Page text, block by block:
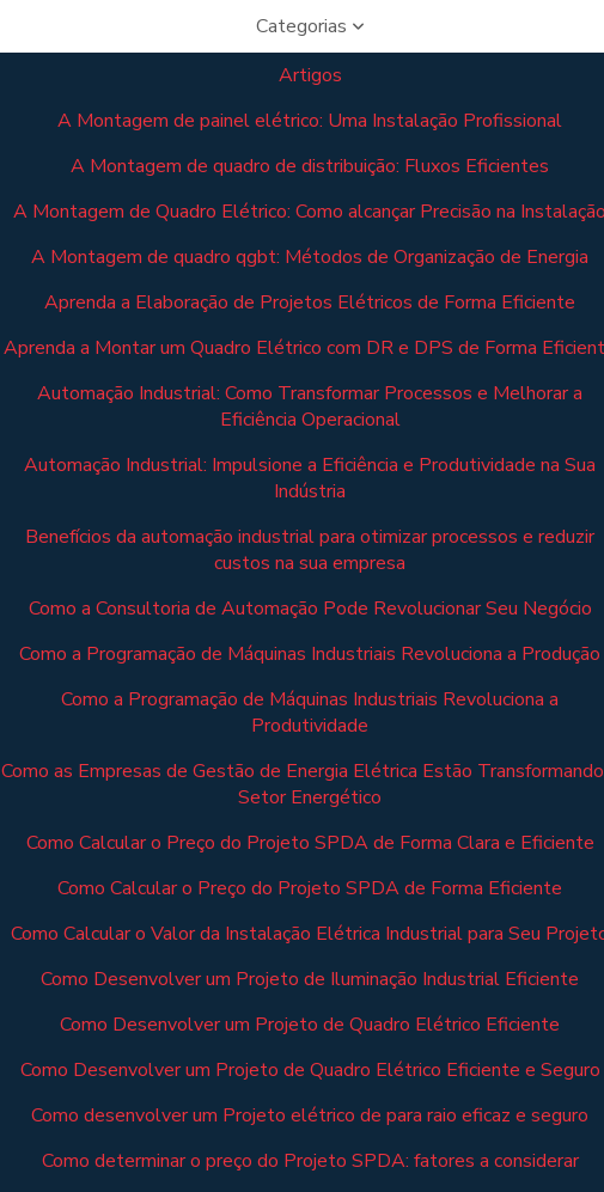
Categorias
Artigos
A Montagem de painel elétrico: Uma Instalação Profissional
A Montagem de quadro de distribuição: Fluxos Eficientes
A Montagem de Quadro Elétrico: Como alcançar Precisão na
A Montagem de quadro qgbt: Métodos de Organização de Energia
Aprenda a Elaboração de Projetos Elétricos de Forma Eficiente
Aprenda a Montar um Quadro Elétrico com DR e DPS de Forma
Automação Industrial: Como Transformar Processos e Melhorar a
Eficiência Operacional
Automação Industrial: Impulsione a Eficiência e Produtividade na Sua
Indústria
Benefícios da automação industrial para otimizar processos e reduzir
custos na sua empresa
Como a Consultoria de Automação Pode Revolucionar Seu Negócio
Como a Programação de Máquinas Industriais Revoluciona a Produção
Como a Programação de Máquinas Industriais Revoluciona a
Produtividade
Como as Empresas de Gestão de Energia Elétrica Estão
Setor Energético
Como Calcular o Preço do Projeto SPDA de Forma Clara e Eficiente
Como Calcular o Preço do Projeto SPDA de Forma Eficiente
Como Calcular o Valor da Instalação Elétrica Industrial para Seu
Como Desenvolver um Projeto de Iluminação Industrial Eficiente
Como Desenvolver um Projeto de Quadro Elétrico Eficiente
Como Desenvolver um Projeto de Quadro Elétrico Eficiente e Seguro
Como desenvolver um Projeto elétrico de para raio eficaz e seguro
Como determinar o preço do Projeto SPDA: fatores a considerar